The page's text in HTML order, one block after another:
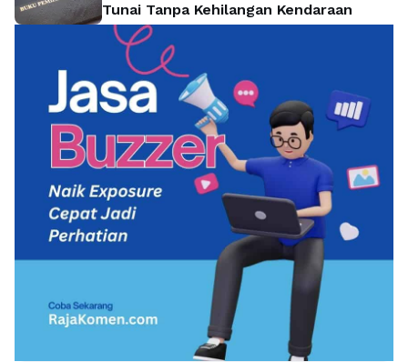
Tunai Tanpa Kehilangan Kendaraan